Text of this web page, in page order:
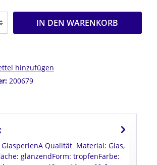
IN DEN WARENKORB
hinzufügen
200679
GlasperlenA Qualität Material: Glas,
glänzendForm: tropfenFarbe: